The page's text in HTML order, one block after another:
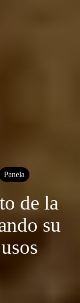
Panela
de la
su